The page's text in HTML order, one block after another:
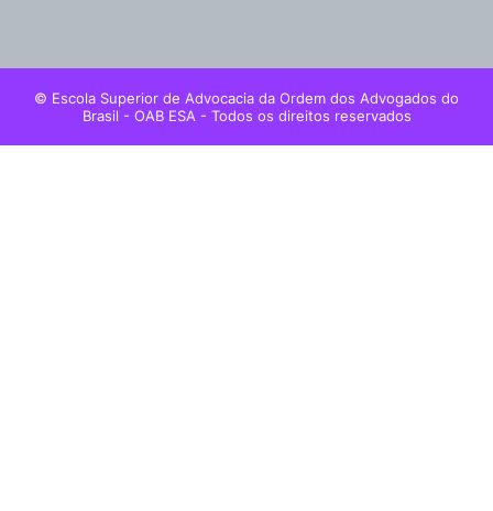
© Escola Superior de Advocacia da Ordem dos Advogados do
Brasil - OAB ESA - Todos os direitos reservados